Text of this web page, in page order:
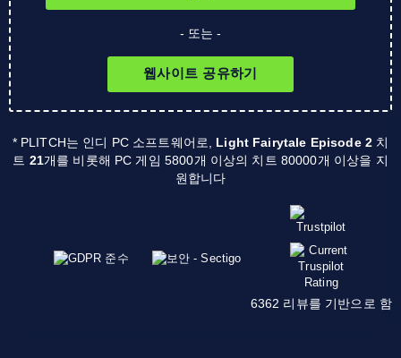
- 또는 -
웹사이트 공유하기
* PLITCH는 인디 PC 소프트웨어로, Light Fairytale Episode 2 치
트 21개를 비롯해 PC 게임 5800개 이상의 치트 80000개 이상을 지
원합니다
6362 리뷰를 기반으로 함